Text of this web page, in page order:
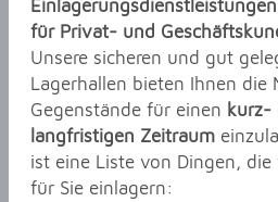
für Privat- und
Unsere sicheren und gut
Lagerhallen bieten Ihnen die
Gegenstände für einen kurz-
langfristigen Zeitraum
ist eine Liste von Dingen,
für Sie einlagern: